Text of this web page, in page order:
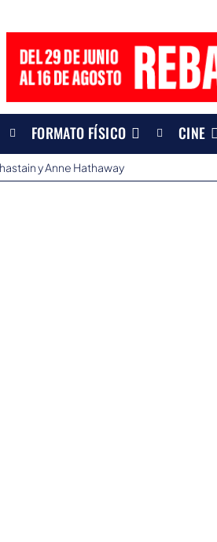
FORMATO FÍSICO CINE
y Anne Hathaway